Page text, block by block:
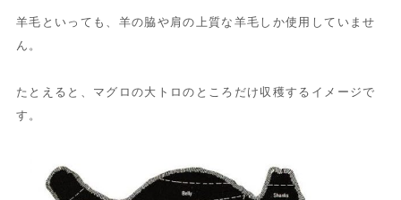
羊毛といっても、羊の脇や肩の上質な羊毛しか使用していませ
ん。
たとえると、マグロの大トロのところだけ収穫するイメージで
す。